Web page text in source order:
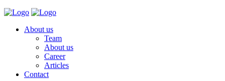
About us
Team
About us
Career
Articles
Contact